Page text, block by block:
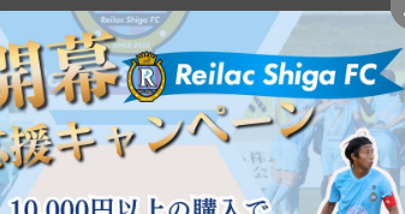
ガウディスキン インナーモイスト